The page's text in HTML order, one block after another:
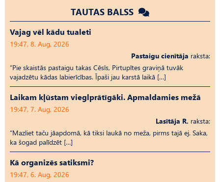
TAUTAS BALSS
Vajag vēl kādu tualeti
19:47, 8. Aug, 2026
Pastaigu cienītāja raksta:
“Pie skaistās pastaigu takas Cēsīs, Pirtupītes graviņā tuvāk
vajadzētu kādas labierīcības. Īpaši jau karstā laikā […]
Laikam kļūstam vieglprātīgāki. Apmaldamies mežā
19:47, 7. Aug, 2026
Lasītāja R. raksta:
“Mazliet taču jāapdomā, kā tiksi laukā no meža, pirms tajā ej. Saka,
ka šogad palīdzēt […]
Kā organizēs satiksmi?
19:47, 6. Aug, 2026